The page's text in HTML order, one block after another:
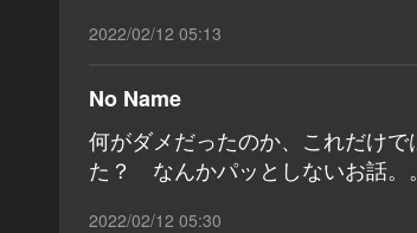
2022/02/12 05:13
No Name
何がダメだったのか、これだけ
た？ なんかパッとしないお話。。
2022/02/12 05:30